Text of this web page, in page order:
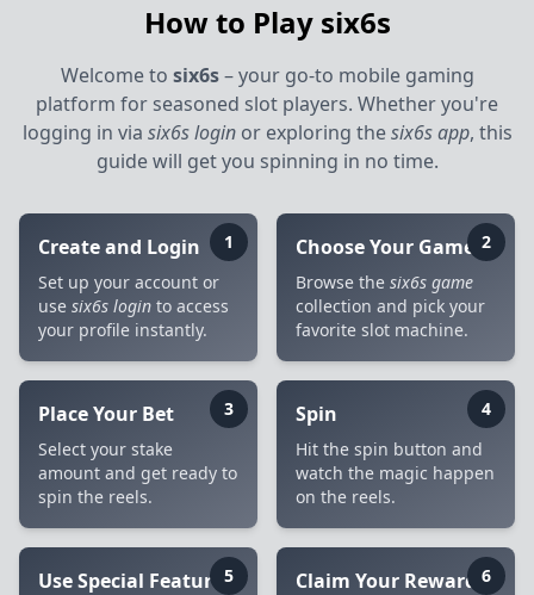
How to Play six6s
Welcome to six6s– your go-to mobile gaming
platform for seasoned slot players. Whether you're
logging in via six6s loginor exploring thesix6s app, this
guide will get you spinning in no time.
1
Create and Login
Set up your account or
use six6s login to access
your profile instantly.
2
Choose Your Game
Browse the six6s game
collection and pick your
favorite slot machine.
3
Place Your Bet
Select your stake
amount and get ready to
spin the reels.
4
Spin
Hit the spin button and
watch the magic happen
on the reels.
5
Use Special Features 6
Claim Your Rewards